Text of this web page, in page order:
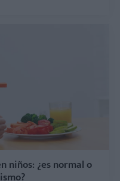
niños: ¿es normal o